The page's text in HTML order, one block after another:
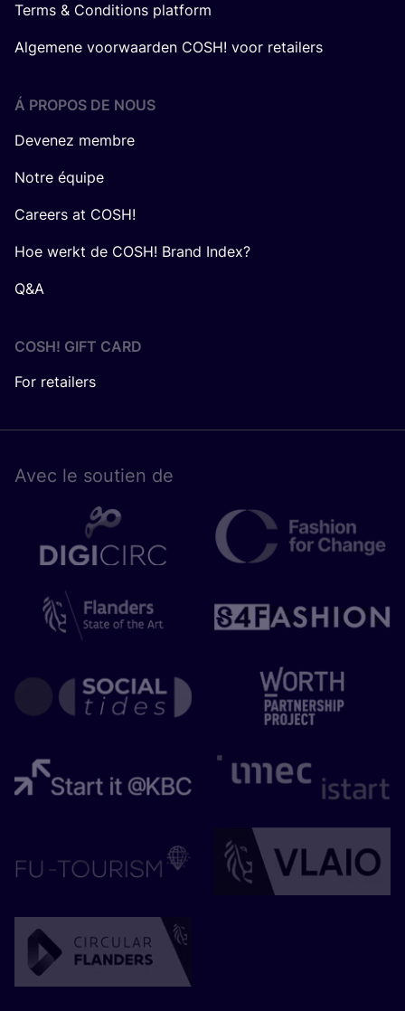
Terms & Conditions platform
Algemene voorwaarden COSH! voor retailers
Á PROPOS DE NOUS
Devenez membre
Notre équipe
Careers at COSH!
Hoe werkt de COSH! Brand Index?
Q&A
COSH! GIFT CARD
For retailers
Avec le sou­tien de